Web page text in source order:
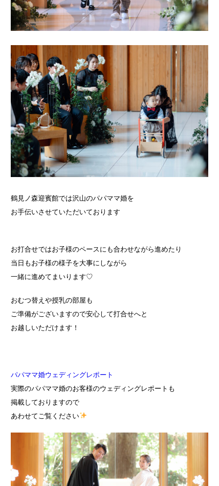
鶴見ノ森迎賓館では沢山のパパママ婚を
お手伝いさせていただいております
お打合せではお子様のペースにも合わせながら進めたり
当日もお子様の様子を大事にしながら
一緒に進めてまいります♡
おむつ替えや授乳の部屋も
ご準備がございますので安心して打合せへと
お越しいただけます！
パパママ婚ウェディングレポート
実際のパパママ婚のお客様のウェディングレポートも
掲載しておりますので
あわせてご覧ください